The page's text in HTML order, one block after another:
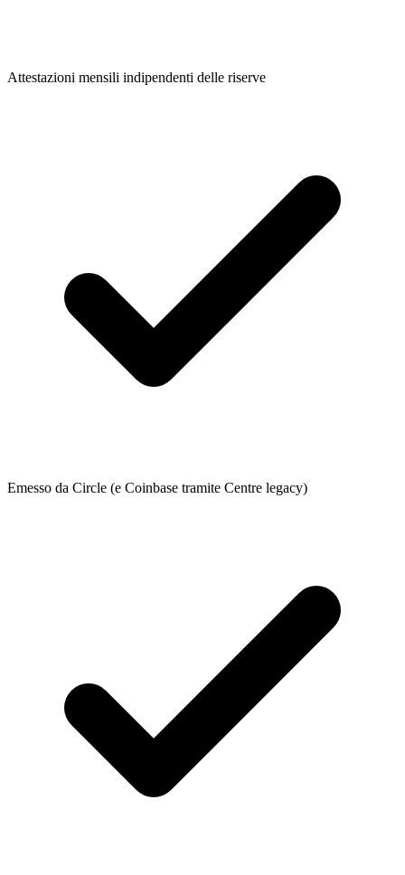
Attestazioni mensili indipendenti delle riserve
Emesso da Circle (e Coinbase tramite Centre legacy)